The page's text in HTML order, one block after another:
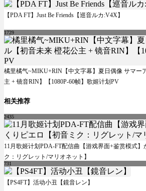
【PDA FT】Just Be Friends【巡音ルカ:V4X】
1729
橘里橘气~MIKU+RIN【中文字幕】夏日偶像 サマー
主 + 镜音RIN】【1080P-60帧】歌姬计划PV
相关推荐
2435
11月歌姬计划PDA-FT配信曲【游戏界面+鉴赏模式】
ク：リグレット/マリオネット】
731
【PS4FT】活动小丑【鏡音レン】